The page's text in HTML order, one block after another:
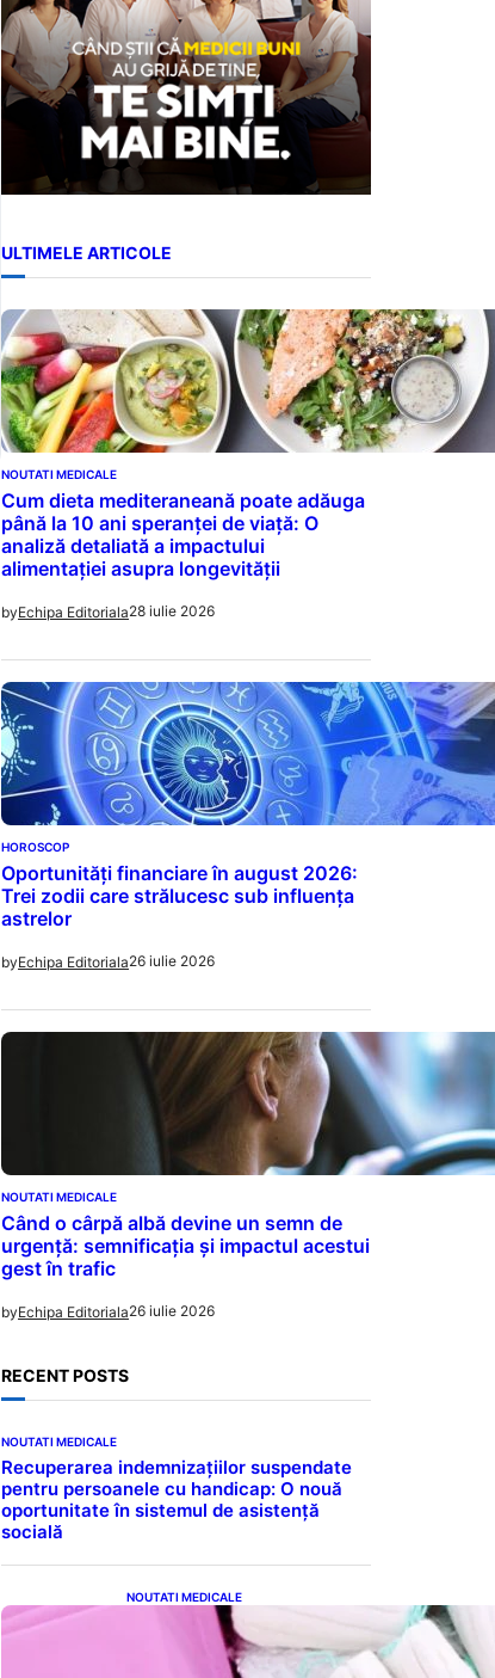
ULTIMELE ARTICOLE
NOUTATI MEDICALE
Cum dieta mediteraneană poate adăuga
până la 10 ani speranței de viață: O
analiză detaliată a impactului
alimentației asupra longevității
byEchipa Editoriala28 iulie 2026
HOROSCOP
Oportunități financiare în august 2026:
Trei zodii care strălucesc sub influența
astrelor
byEchipa Editoriala26 iulie 2026
NOUTATI MEDICALE
Când o cârpă albă devine un semn de
urgență: semnificația și impactul acestui
gest în trafic
byEchipa Editoriala26 iulie 2026
RECENT POSTS
NOUTATI MEDICALE
Recuperarea indemnizațiilor suspendate
pentru persoanele cu handicap: O nouă
oportunitate în sistemul de asistență
socială
NOUTATI MEDICALE
Tampoanele menstruale: O
analiză profundă a riscurilor
legate de metale toxice